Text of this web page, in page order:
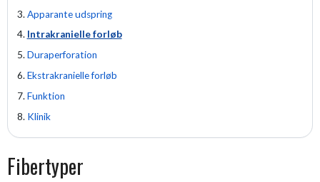
Apparante udspring
Intrakranielle forløb
Duraperforation
Ekstrakranielle forløb
Funktion
Klinik
Fibertyper